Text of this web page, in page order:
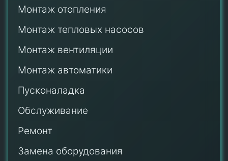
Монтаж отопления
Монтаж тепловых насосов
Монтаж вентиляции
Монтаж автоматики
Пусконаладка
Обслуживание
Ремонт
Замена оборудования